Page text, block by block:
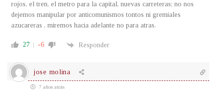
rojos, el tren, el metro para la capital, nuevas carreteras; no nos
dejemos manipular por anticomunismos tontos ni gremiales
azucareras , miremos hacia adelante no para atras.
27 -6 Responder
jose molina
7 años atrás